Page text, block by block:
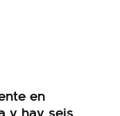
en
y hay seis